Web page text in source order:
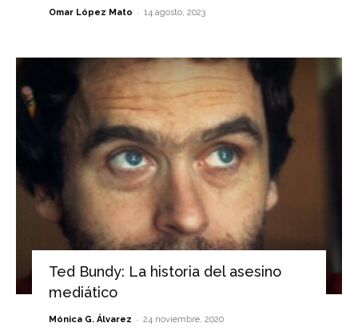
Omar López Mato - 14 agosto, 2023
Ted Bundy: La historia del asesino
mediático
Mónica G. Álvarez - 24 noviembre, 2020